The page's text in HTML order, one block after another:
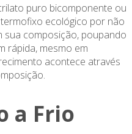
puro bicomponente ou
ecológico por não
sua composição, poupando
rápida, mesmo em
acontece através
a Frio